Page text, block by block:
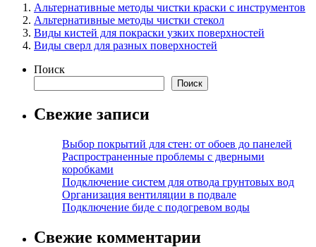
Альтернативные методы чистки краски с инструментов
Альтернативные методы чистки стекол
Виды кистей для покраски узких поверхностей
Виды сверл для разных поверхностей
Поиск
Поиск
Свежие записи
Выбор покрытий для стен: от обоев до панелей
Распространенные проблемы с дверными
коробками
Подключение систем для отвода грунтовых вод
Организация вентиляции в подвале
Подключение биде с подогревом воды
Свежие комментарии